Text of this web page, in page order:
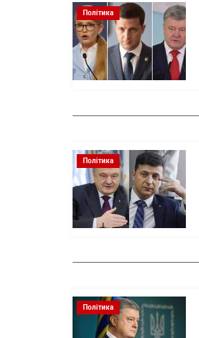
Політика
Політика
Політика